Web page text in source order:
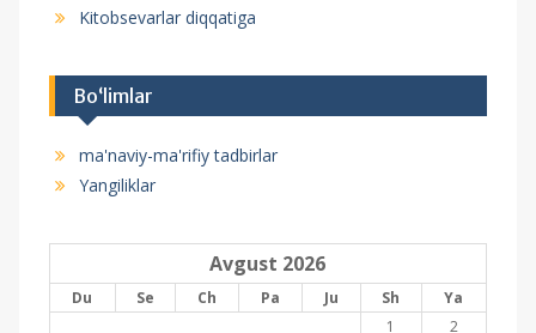
Kitobsevarlar diqqatiga
Bo‘limlar
ma'naviy-ma'rifiy tadbirlar
Yangiliklar
Avgust 2026
Du Se Ch Pa Ju Sh
Ya
1
2